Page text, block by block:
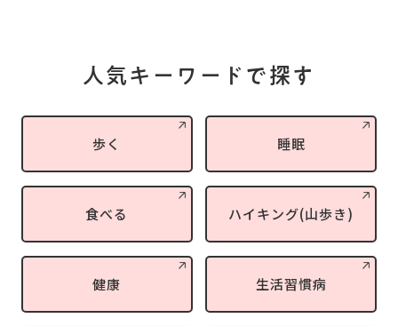
人気キーワードで探す
歩く 睡眠
食べる ハイキング(山歩き)
健康 生活習慣病